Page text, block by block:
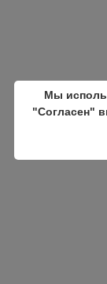
Мы
"Согласен"